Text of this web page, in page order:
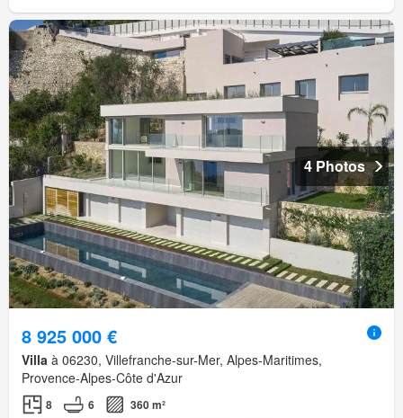
4 Photos
8 925 000 €
Villa à 06230, Villefranche-sur-Mer, Alpes-Maritimes,
Provence-Alpes-Côte d'Azur
8 6 360 m²